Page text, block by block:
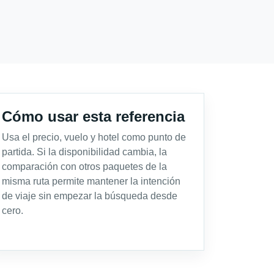
Cómo usar esta referencia
Usa el precio, vuelo y hotel como punto de
partida. Si la disponibilidad cambia, la
comparación con otros paquetes de la
misma ruta permite mantener la intención
de viaje sin empezar la búsqueda desde
cero.